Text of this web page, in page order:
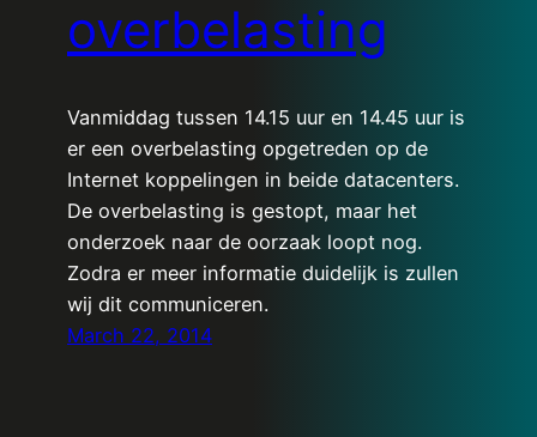
overbelasting
Vanmiddag tussen 14.15 uur en 14.45 uur is
er een overbelasting opgetreden op de
Internet koppelingen in beide datacenters.
De overbelasting is gestopt, maar het
onderzoek naar de oorzaak loopt nog.
Zodra er meer informatie duidelijk is zullen
wij dit communiceren.
March 22, 2014